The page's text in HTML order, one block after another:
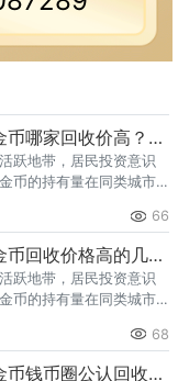
龙港回收熊猫金币哪家回收价高？本地榜单
跃地带，居民投资意识
币的持有量在同类城市
显升温，但鱼龙混杂的
识别版别溢
66
龙泉回收熊猫金币回收价格高的几家推荐
跃地带，居民投资意识
币的持有量在同类城市
显升温，但鱼龙混杂的
识别版别溢
68
龙岩回收熊猫金币钱币圈公认回收渠道排行